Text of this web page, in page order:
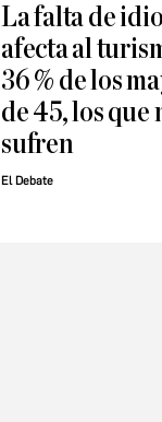
La falta de
afecta al
36 % de los
de 45, los que
sufren
El Debate